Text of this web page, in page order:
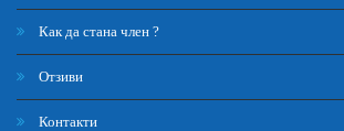
Как да стана член ?
Отзиви
Контакти